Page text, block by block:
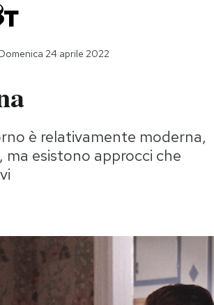
Domenica 24 aprile 2022
è relativamente moderna,
esistono approcci che